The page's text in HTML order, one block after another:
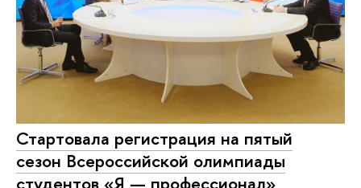
Стартовала регистрация на пятый
сезон Всероссийской олимпиады